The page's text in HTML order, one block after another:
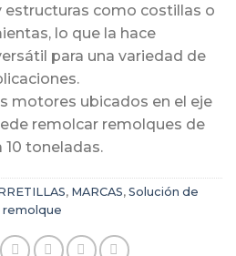
como costillas o
lo que la hace
para una variedad de
motores ubicados en el eje
remolcar remolques de
10 toneladas.
, MARCAS, Solución de
remolque